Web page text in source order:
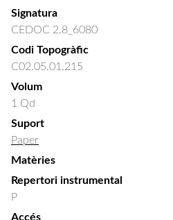
Signatura
CEDOC 2.8_6080
Codi Topogràfic
C02.05.01.215
Volum
1 Qd
Suport
Paper
Matèries
Repertori instrumental
P
Accés